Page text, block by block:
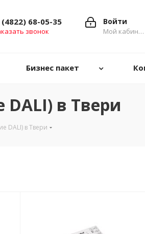
Войти
Мой кабинет
(4822) 68-05-35
звонок
Бизнес пакет
в Твери
DALI) в Твери